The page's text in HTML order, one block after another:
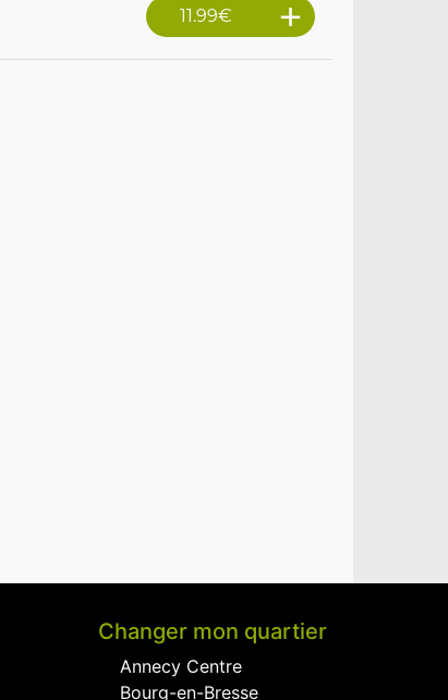
11.99€
Changer mon quartier
Annecy Centre
Bourg-en-Bresse